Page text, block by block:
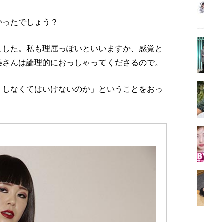
たでしょう？
た。私も理屈っぽいといいますか、感覚と
んは論理的におっしゃってくださるので。
なくてはいけないのか」ということをおっ